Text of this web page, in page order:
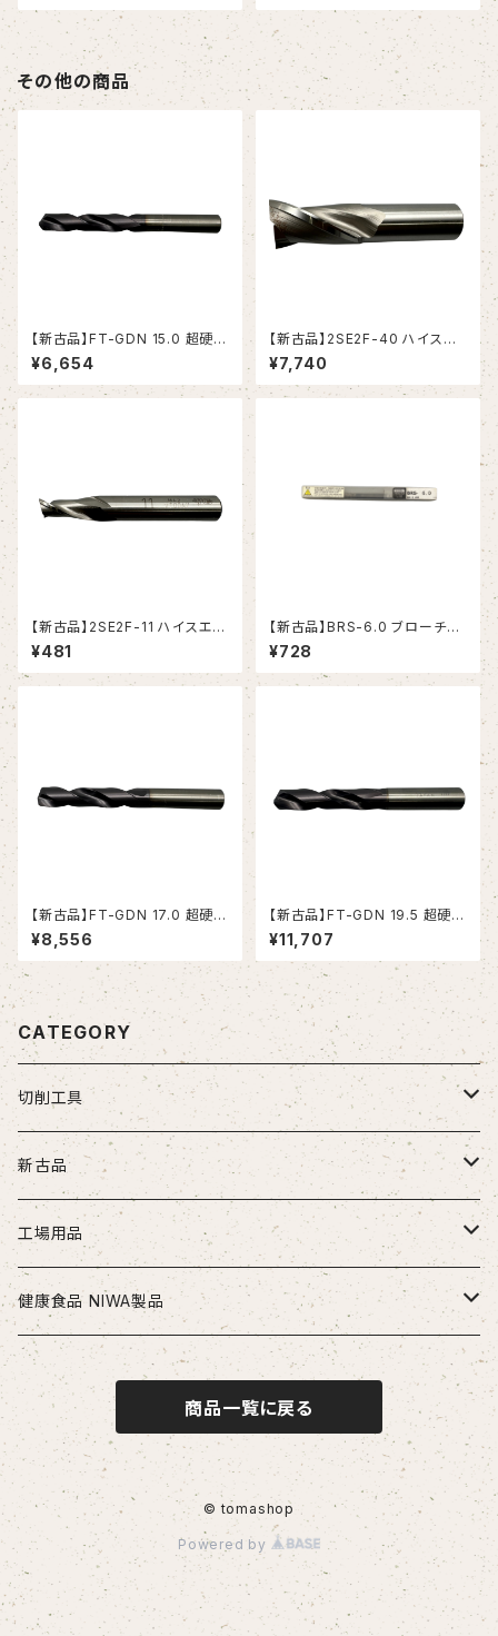
その他の商品
【新古品】FT-GDN 15.0 超硬ド
リル (OSG)
¥6,654
【新古品】2SE2F-40 ハイスエ
ンドミル (YG-1)
¥7,740
【新古品】2SE2F-11 ハイスエン
ドミル (YG-1)
¥481
【新古品】BRS-6.0 ブローチリ
ーマ ストレートシャンク（日研工
作所）
¥728
【新古品】FT-GDN 17.0 超硬ド
リル (OSG)
¥8,556
【新古品】FT-GDN 19.5 超硬ド
リル (OSG)
¥11,707
CATEGORY
切削工具
ドリル
ソリッドドリル（超硬/ハイス/他）
段付きドリル・座繰りドリル
ヘッド交換式ドリル
ヘッド交換式ドリル用ホルダ
刃先交換式ドリル用チップ
刃先交換式ドリル用ホルダ
センタリングドリル・センタードリル・スポットドリル
エンドミル
超硬エンドミル
ハイスエンドミル
タップ
ハンドタップ
スパイラルタップ
ポイントタップ
ロールタップ
リーマ
ストレートリーマ・ハンドリーマ
スパイラルリーマ・ヘリカルリーマ
テーパリーマ
チップ
外径用・内径用チップ
溝入れ用・突っ切り用チップ
ねじ切り用チップ（旋盤）
新古品
お得セット品
切削工具
ドリル
エンドミル
タップ
リーマ
チップ
配管部品
継手
治具
コレット
測定工具
コンベックス・巻尺
ノギス・定規
作業工具
工場用品
安全・保護用品
ヘルメット
健康食品 NIWA製品
ニワメイツ21 [送料無料]
ニワAOAFスペシャル[送料無料]
ロイヤルセレクト [送料無料]
商品一覧に戻る
© tomashop
Powered by